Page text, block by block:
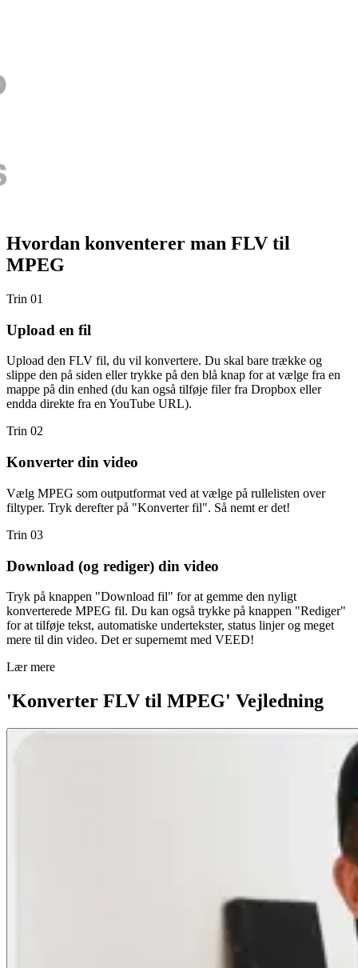
Hvordan konventerer man FLV til
MPEG
Trin 01
Upload en fil
Upload den FLV fil, du vil konvertere. Du skal bare trække og
slippe den på siden eller trykke på den blå knap for at vælge fra en
mappe på din enhed (du kan også tilføje filer fra Dropbox eller
endda direkte fra en YouTube URL).
Trin 02
Konverter din video
Vælg MPEG som outputformat ved at vælge på rullelisten over
filtyper. Tryk derefter på "Konverter fil". Så nemt er det!
Trin 03
Download (og rediger) din video
Tryk på knappen "Download fil" for at gemme den nyligt
konverterede MPEG fil. Du kan også trykke på knappen "Rediger"
for at tilføje tekst, automatiske undertekster, status linjer og meget
mere til din video. Det er supernemt med VEED!
Lær mere
'Konverter FLV til MPEG' Vejledning